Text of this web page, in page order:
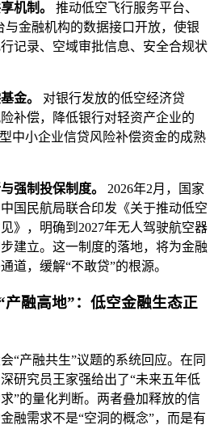
机制。
推动低空飞行服务平台、
金融机构的数据接口开放，使银
记录、空域审批信息、安全合规状
金。
对银行发放的低空经济贷
补偿，降低银行对轻资产企业的
中小企业信贷风险补偿资金的成熟
强制投保制度。
2026年2月，国家
国民航局联合印发《关于推动低空
》，明确到2027年无人驾驶航空器
建立。这一制度的落地，将为金融
道，缓解“不敢贷”的根源。
产融高地”：低空金融生态正
“产融共生”议题的系统回应。在同
研究员王家强给出了“未来五年低
”的量化判断。两者叠加释放的信
融需求不是“空洞的概念”，而是有